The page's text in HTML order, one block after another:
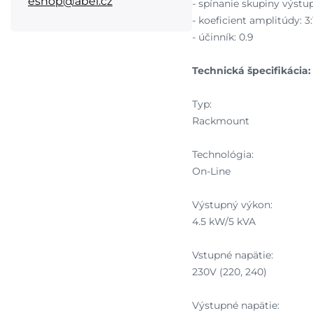
- spínanie skupiny
- koeficient amplitúdy:
- účinník: 0.9
Technická špecifikácia:
Typ:
Rackmount
Technológia:
On-Line
Výstupný výkon:
4.5 kW/5 kVA
Vstupné napätie:
230V (220, 240)
Výstupné napätie: